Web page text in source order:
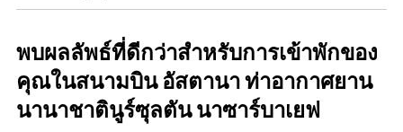
พบผลลัพธ์ที่ดีกว่าสำหรับการเข้าพักของ
คุณในสนามบิน อัสตานา ท่าอากาศยาน
นานาชาตินูร์ซุลตัน นาซาร์บาเยฟ